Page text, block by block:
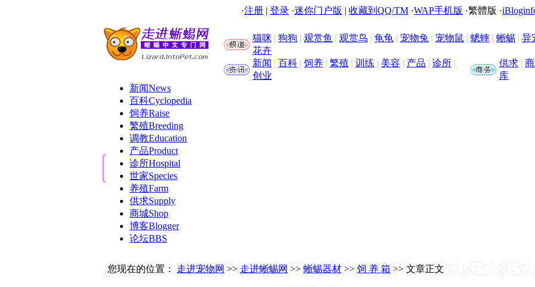
·注册 | 登录 ·迷你门户版 | 收藏到QQ/TM ·WAP手机版 ·繁體版 ·
猫咪 | 狗狗 | 观赏鱼 | 观赏鸟 | 龟龟 | 宠物兔 | 宠物鼠 | 蟋蟀 | 蜥蜴 | 异
花卉
新闻 | 百科 | 饲养 | 繁殖 | 训练 | 美容 | 产品 | 诊所 |
创业
供求 |
库
新闻News
百科Cyclopedia
饲养Raise
繁殖Breeding
调教Education
产品Product
诊所Hospital
世家Species
养殖Farm
供求Supply
商城Shop
博客Blogger
论坛BBS
您现在的位置： 走进宠物网 >> 走进蜥蜴网 >> 蜥蜴器材 >> 饲 养 箱 >> 文章正文